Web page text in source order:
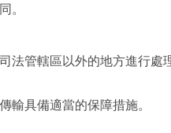
。
法管轄區以外的地方進行處
輸具備適當的保障措施。